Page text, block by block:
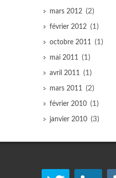
mars 2012 (2)
février 2012 (1)
octobre 2011 (1)
mai 2011 (1)
avril 2011 (1)
mars 2011 (2)
février 2010 (1)
janvier 2010 (3)